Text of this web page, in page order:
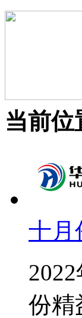
当前位
十月
份精